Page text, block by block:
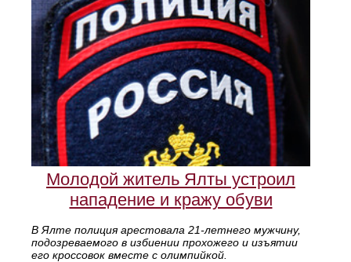
Молодой житель Ялты устроил
нападение и кражу обуви
В Ялте полиция арестовала 21‑летнего мужчину,
подозреваемого в избиении прохожего и изъятии
его кроссовок вместе с олимпийкой.